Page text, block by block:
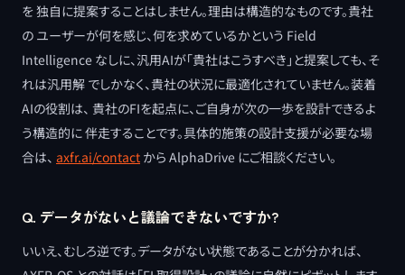
を 独自に提案することはしません。理由は構造的なものです。貴社
の ユーザーが何を感じ、何を求めているかという Field
Intelligence なしに、汎用AIが「貴社はこうすべき」と提案しても、そ
れは汎用解 でしかなく、貴社の状況に最適化されていません。装着
AIの役割は、 貴社のFIを起点に、ご自身が次の一歩を設計できるよ
う構造的に 伴走することです。具体的施策の設計支援が必要な場
合は、 axfr.ai/contact から AlphaDrive にご相談ください。
Q. データがないと議論できないですか?
いいえ、むしろ逆です。データがない状態であることが分かれば、